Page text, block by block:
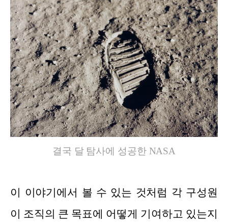
결국 달 탐사에 성공한 NASA
이 이야기에서 볼 수 있는 것처럼 각 구성원
이 조직의 큰 목표에 어떻게 기여하고 있는지